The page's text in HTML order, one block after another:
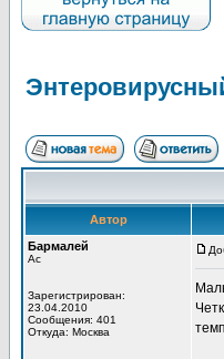
Автор
Бармалей
Ас
Зарегистрирован:
23.04.2010
Сообщения: 401
Откуда: Москва